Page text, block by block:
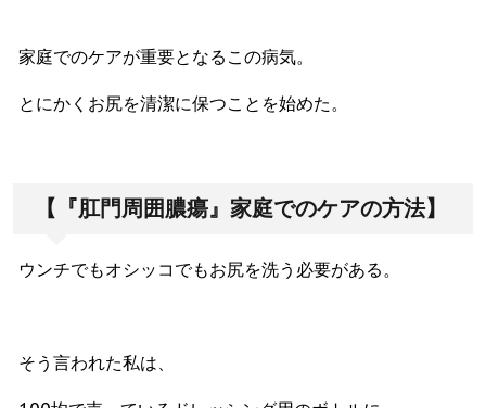
家庭でのケアが重要となるこの病気。
とにかくお尻を清潔に保つことを始めた。
【『肛門周囲膿瘍』家庭でのケアの方法】
ウンチでもオシッコでもお尻を洗う必要がある。
そう言われた私は、